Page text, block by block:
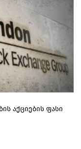
აქციების ფასი